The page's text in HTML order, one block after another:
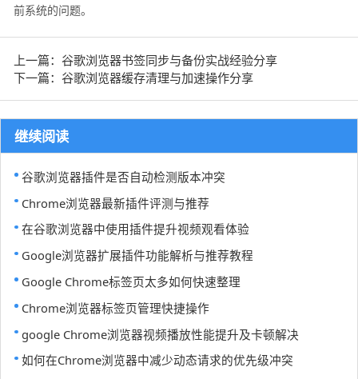
前系统的问题。
上一篇：谷歌浏览器书签同步与备份实战经验分享
下一篇：谷歌浏览器缓存清理与加速操作分享
继续阅读
谷歌浏览器插件是否自动检测版本冲突
Chrome浏览器最新插件评测与推荐
在谷歌浏览器中使用插件提升视频观看体验
Google浏览器扩展插件功能解析与推荐教程
Google Chrome标签页太多如何快速整理
Chrome浏览器标签页管理快捷操作
google Chrome浏览器视频播放性能提升及卡顿解决
如何在Chrome浏览器中减少动态请求的优先级冲突